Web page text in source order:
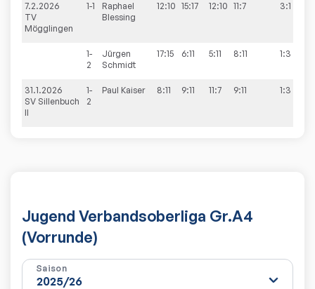
7.2.2026
TV
Mögglingen
1-1
Raphael
Blessing
12:10 15:17 12:10 11:7 3:1
1-
2
Jürgen
Schmidt
17:15 6:11 5:11 8:11 1:3
31.1.2026
SV Sillenbuch
II
1-
2
Paul Kaiser 8:11 9:11 11:7 9:11 1:3
Jugend Verbandsoberliga Gr.A4
(Vorrunde)
Saison